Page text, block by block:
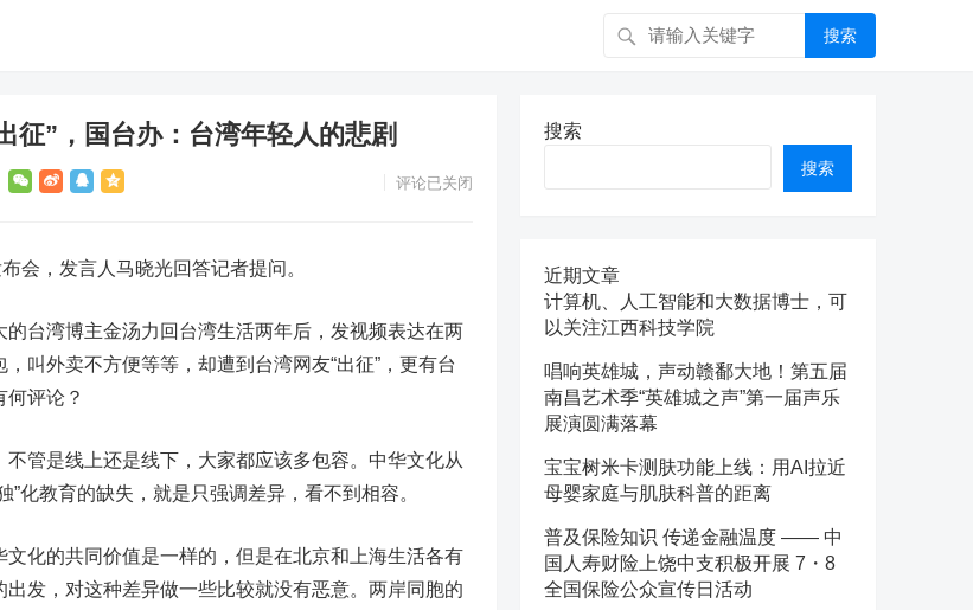
搜索
征”，国台办：台湾年轻人的悲剧
评论已关闭
，发言人马晓光回答记者提问。
台湾博主金汤力回台湾生活两年后，发视频表达在两
叫外卖不方便等等，却遭到台湾网友“出征”，更有台
评论？
是线上还是线下，大家都应该多包容。中华文化从
化教育的缺失，就是只强调差异，看不到相容。
化的共同价值是一样的，但是在北京和上海生活各有
发，对这种差异做一些比较就没有恶意。两岸同胞的
搜索
搜索
近期文章
计算机、人工智能和大数据博士，可
以关注江西科技学院
唱响英雄城，声动赣鄱大地！第五届
南昌艺术季“英雄城之声”第一届声乐
展演圆满落幕
宝宝树米卡测肤功能上线：用AI拉近
母婴家庭与肌肤科普的距离
普及保险知识 传递金融温度 —— 中
国人寿财险上饶中支积极开展 7・8
全国保险公众宣传日活动